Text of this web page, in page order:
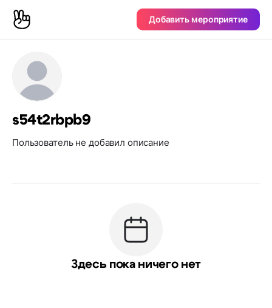
Добавить мероприятие
s54t2rbpb9
Пользователь не добавил описание
Здесь пока ничего нет